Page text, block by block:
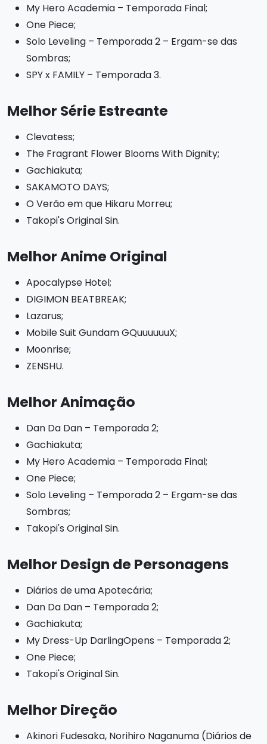
My Hero Academia – Temporada Final;
One Piece;
Solo Leveling – Temporada 2 – Ergam-se das
Sombras;
SPY x FAMILY – Temporada 3.
Melhor Série Estreante
Clevatess;
The Fragrant Flower Blooms With Dignity;
Gachiakuta;
SAKAMOTO DAYS;
O Verão em que Hikaru Morreu;
Takopi's Original Sin.
Melhor Anime Original
Apocalypse Hotel;
DIGIMON BEATBREAK;
Lazarus;
Mobile Suit Gundam GQuuuuuuX;
Moonrise;
ZENSHU.
Melhor Animação
Dan Da Dan – Temporada 2;
Gachiakuta;
My Hero Academia – Temporada Final;
One Piece;
Solo Leveling – Temporada 2 – Ergam-se das
Sombras;
Takopi's Original Sin.
Melhor Design de Personagens
Diários de uma Apotecária;
Dan Da Dan – Temporada 2;
Gachiakuta;
My Dress-Up DarlingOpens – Temporada 2;
One Piece;
Takopi's Original Sin.
Melhor Direção
Akinori Fudesaka, Norihiro Naganuma (Diários de